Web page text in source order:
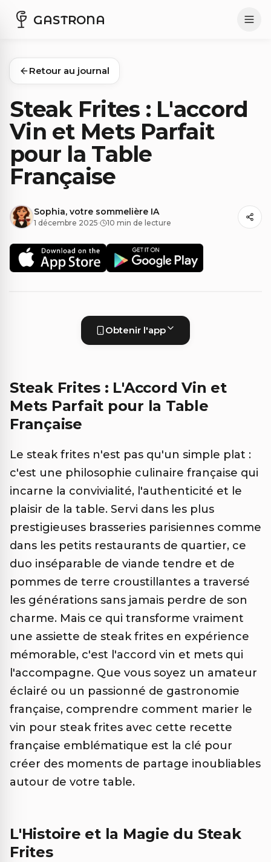
GASTRONA
Retour au journal
Steak Frites : L'accord
Vin et Mets Parfait
pour la Table
Française
Sophia, votre sommelière IA
1 décembre 2025· 10 min de lecture
Obtenir l'app
Steak Frites : L'Accord Vin et
Mets Parfait pour la Table
Française
Le steak frites n'est pas qu'un simple plat :
c'est une philosophie culinaire française qui
incarne la convivialité, l'authenticité et le
plaisir de la table. Servi dans les plus
prestigieuses brasseries parisiennes comme
dans les petits restaurants de quartier, ce
duo inséparable de viande tendre et de
pommes de terre croustillantes a traversé
les générations sans jamais perdre de son
charme. Mais ce qui transforme vraiment
une assiette de steak frites en expérience
mémorable, c'est l'accord vin et mets qui
l'accompagne. Que vous soyez un amateur
éclairé ou un passionné de gastronomie
française, comprendre comment marier le
vin pour steak frites avec cette recette
française emblématique est la clé pour
créer des moments de partage inoubliables
autour de votre table.
L'Histoire et la Magie du Steak
Frites